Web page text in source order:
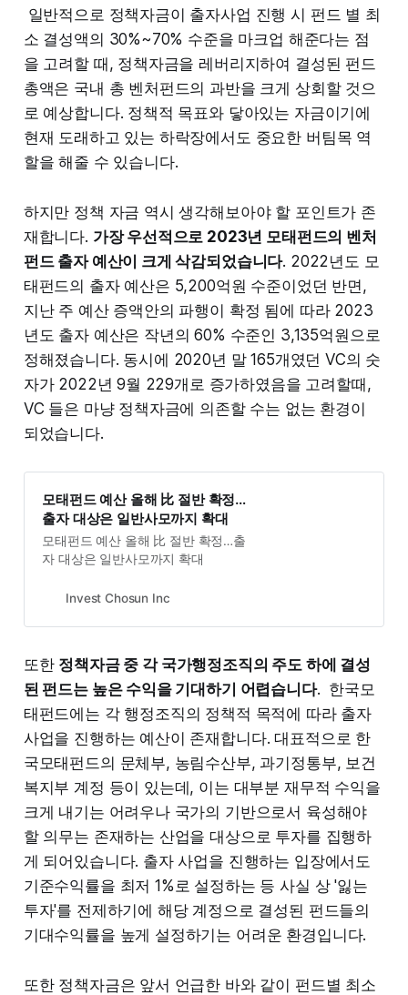
일반적으로 정책자금이 출자사업 진행 시 펀드 별 최
소 결성액의 30%~70% 수준을 마크업 해준다는 점
을 고려할 때, 정책자금을 레버리지하여 결성된 펀드
총액은 국내 총 벤처펀드의 과반을 크게 상회할 것으
로 예상합니다. 정책적 목표와 닿아있는 자금이기에
현재 도래하고 있는 하락장에서도 중요한 버팀목 역
할을 해줄 수 있습니다.
하지만 정책 자금 역시 생각해보아야 할 포인트가 존
재합니다. 가장 우선적으로 2023년 모태펀드의 벤처
펀드 출자 예산이 크게 삭감되었습니다. 2022년도 모
태펀드의 출자 예산은 5,200억원 수준이었던 반면,
지난 주 예산 증액안의 파행이 확정 됨에 따라 2023
년도 출자 예산은 작년의 60% 수준인 3,135억원으로
정해졌습니다. 동시에 2020년 말 165개였던 VC의 숫
자가 2022년 9월 229개로 증가하였음을 고려할때,
VC 들은 마냥 정책자금에 의존할 수는 없는 환경이
되었습니다.
모태펀드 예산 올해 比 절반 확정…
출자 대상은 일반사모까지 확대
모태펀드 예산 올해 比 절반 확정…출
자 대상은 일반사모까지 확대
Invest Chosun Inc
또한 정책자금 중 각 국가행정조직의 주도 하에 결성
된 펀드는 높은 수익을 기대하기 어렵습니다. 한국모
태펀드에는 각 행정조직의 정책적 목적에 따라 출자
사업을 진행하는 예산이 존재합니다. 대표적으로 한
국모태펀드의 문체부, 농림수산부, 과기정통부, 보건
복지부 계정 등이 있는데, 이는 대부분 재무적 수익을
크게 내기는 어려우나 국가의 기반으로서 육성해야
할 의무는 존재하는 산업을 대상으로 투자를 집행하
게 되어있습니다. 출자 사업을 진행하는 입장에서도
기준수익률을 최저 1%로 설정하는 등 사실 상 '잃는
투자'를 전제하기에 해당 계정으로 결성된 펀드들의
기대수익률을 높게 설정하기는 어려운 환경입니다.
또한 정책자금은 앞서 언급한 바와 같이 펀드별 최소